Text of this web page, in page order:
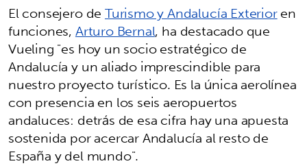
El consejero deTurismo y Andalucía Exterioren
funciones,Arturo Bernal, ha destacado que
Vueling "es hoy un socio estratégico de
Andalucía y un aliado imprescindible para
nuestro proyecto turístico. Es la única aerolínea
con presencia en los seis aeropuertos
andaluces: detrás de esa cifra hay una apuesta
sostenida por acercar Andalucía al resto de
España y del mundo".